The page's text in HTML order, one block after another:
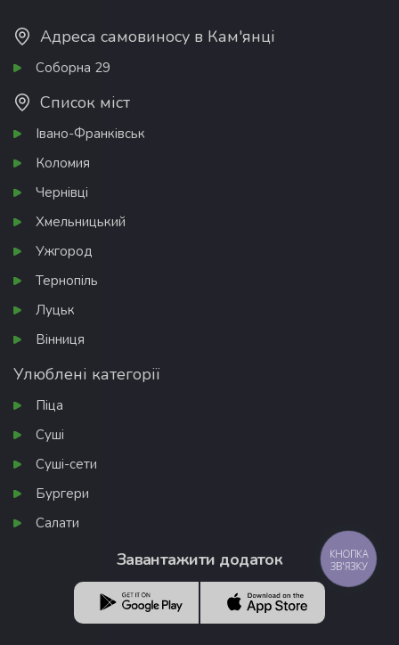
Адреса самовиносу в Кам'янці
Соборна 29
Список міст
Івано-Франківськ
Коломия
Чернівці
Хмельницький
Ужгород
Тернопіль
Луцьк
Вінниця
Улюблені категорії
Піца
Суші
Суші-сети
Бургери
Салати
Завантажити додаток
КНОПКА
ЗВ'ЯЗКУ